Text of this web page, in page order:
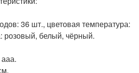
36 шт., цветовая температура:
розовый, белый, чёрный.